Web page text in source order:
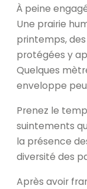
À peine
Une prairie
printemps, des
protégées y
Quelques
enveloppe
Prenez le
suintements
la présence
diversité des
Après avoir